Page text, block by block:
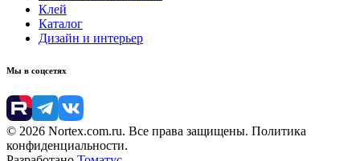
Клей
Каталог
Дизайн и интерьер
Мы в соцсетях
© 2026 Nortex.com.ru. Все права защищены. Политика
конфиденциальности.